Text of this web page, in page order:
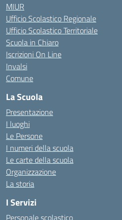
MIUR
Ufficio Scolastico Regionale
Ufficio Scolastico Territoriale
Scuola in Chiaro
Iscrizioni On Line
Invalsi
Comune
La Scuola
Presentazione
I luoghi
Le Persone
I numeri della scuola
Le carte della scuola
Organizzazione
La storia
I Servizi
Personale scolastico